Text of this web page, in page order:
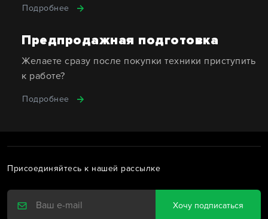
Подробнее
Предпродажная подготовка
Желаете сразу после покупки техники приступить
к работе?
Подробнее
Присоединяйтесь к нашей рассылке
Хочу подписаться